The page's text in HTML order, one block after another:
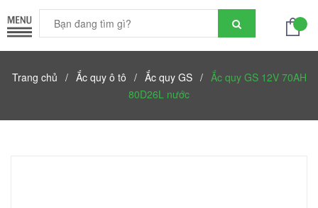
Trang chủ / Ắc quy ô tô / Ắc quy GS / Ắc quy GS 12V 70AH
80D26L nước